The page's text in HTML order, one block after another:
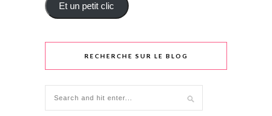
Et un petit clic
RECHERCHE SUR LE BLOG